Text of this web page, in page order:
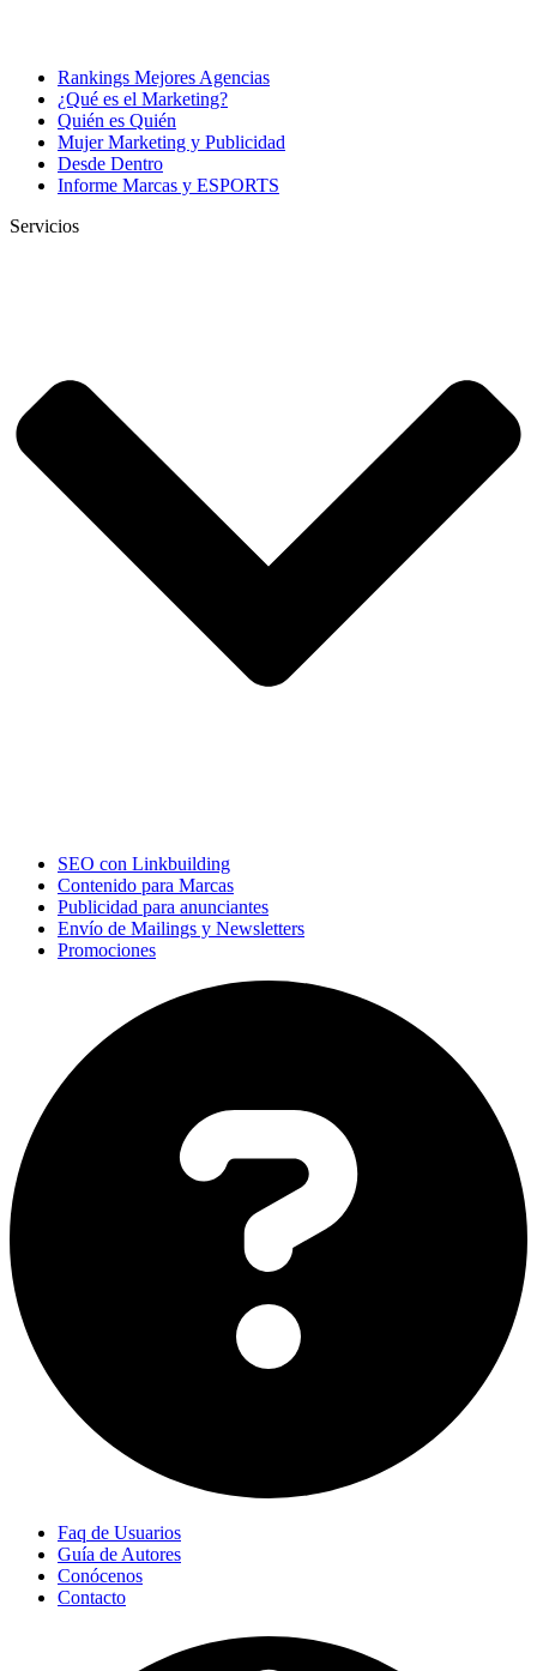
Rankings Mejores Agencias
¿Qué es el Marketing?
Quién es Quién
Mujer Marketing y Publicidad
Desde Dentro
Informe Marcas y ESPORTS
Servicios
SEO con Linkbuilding
Contenido para Marcas
Publicidad para anunciantes
Envío de Mailings y Newsletters
Promociones
Faq de Usuarios
Guía de Autores
Conócenos
Contacto